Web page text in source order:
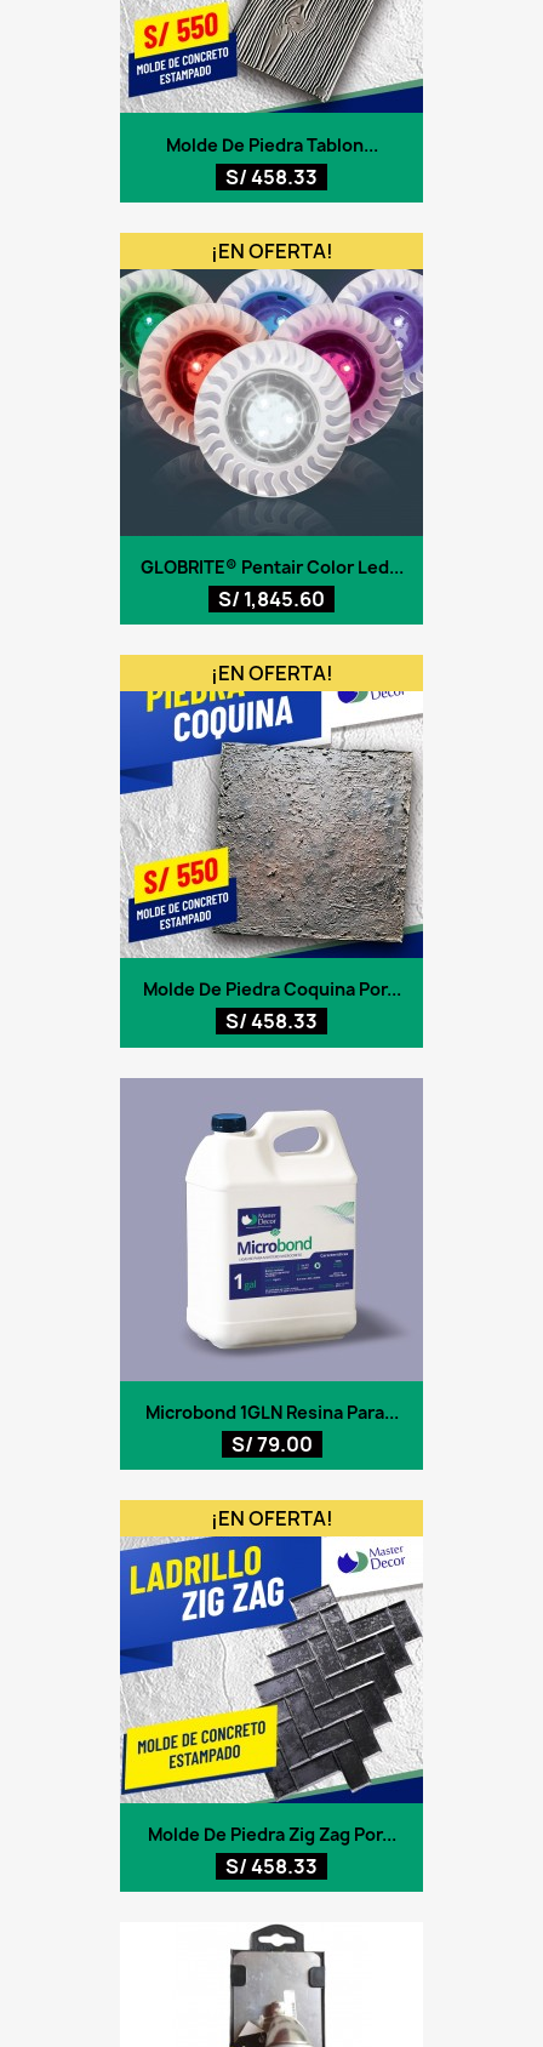
Molde De Piedra Tablon...
S/ 458.33
GLOBRITE® Pentair Color Led...
S/ 1,845.60
¡EN OFERTA!
Molde De Piedra Coquina Por...
S/ 458.33
¡EN OFERTA!
Microbond 1GLN Resina Para...
S/ 79.00
Molde De Piedra Zig Zag Por...
S/ 458.33
¡EN OFERTA!